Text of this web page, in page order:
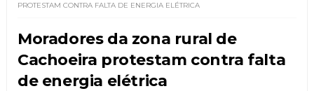
PROTESTAM CONTRA FALTA DE ENERGIA ELÉTRICA
Moradores da zona rural de
Cachoeira protestam contra falta
de energia elétrica